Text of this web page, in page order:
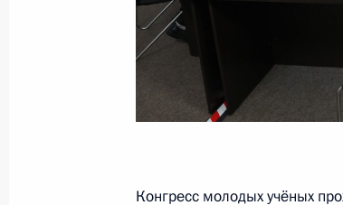
14 декабря 2021 года,
Совещание с членами
Конгресс молодых учёных